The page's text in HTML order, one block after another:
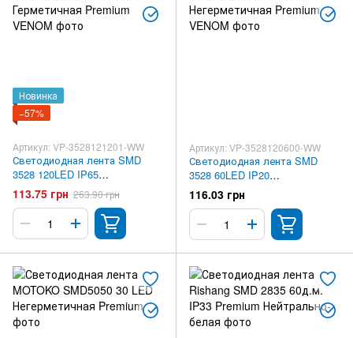
Новинка
−57%
Артикул: VP-3528121201-WW
Светодиодная лента SMD
3528 120LED IP65
Герметичная Premium VENOM
113.75 грн 263.90 грн
Артикул: VP-3528120600-WW
Светодиодная лента SMD
3528 60LED IP20
Негерметичная Premium
VENOM
116.03 грн